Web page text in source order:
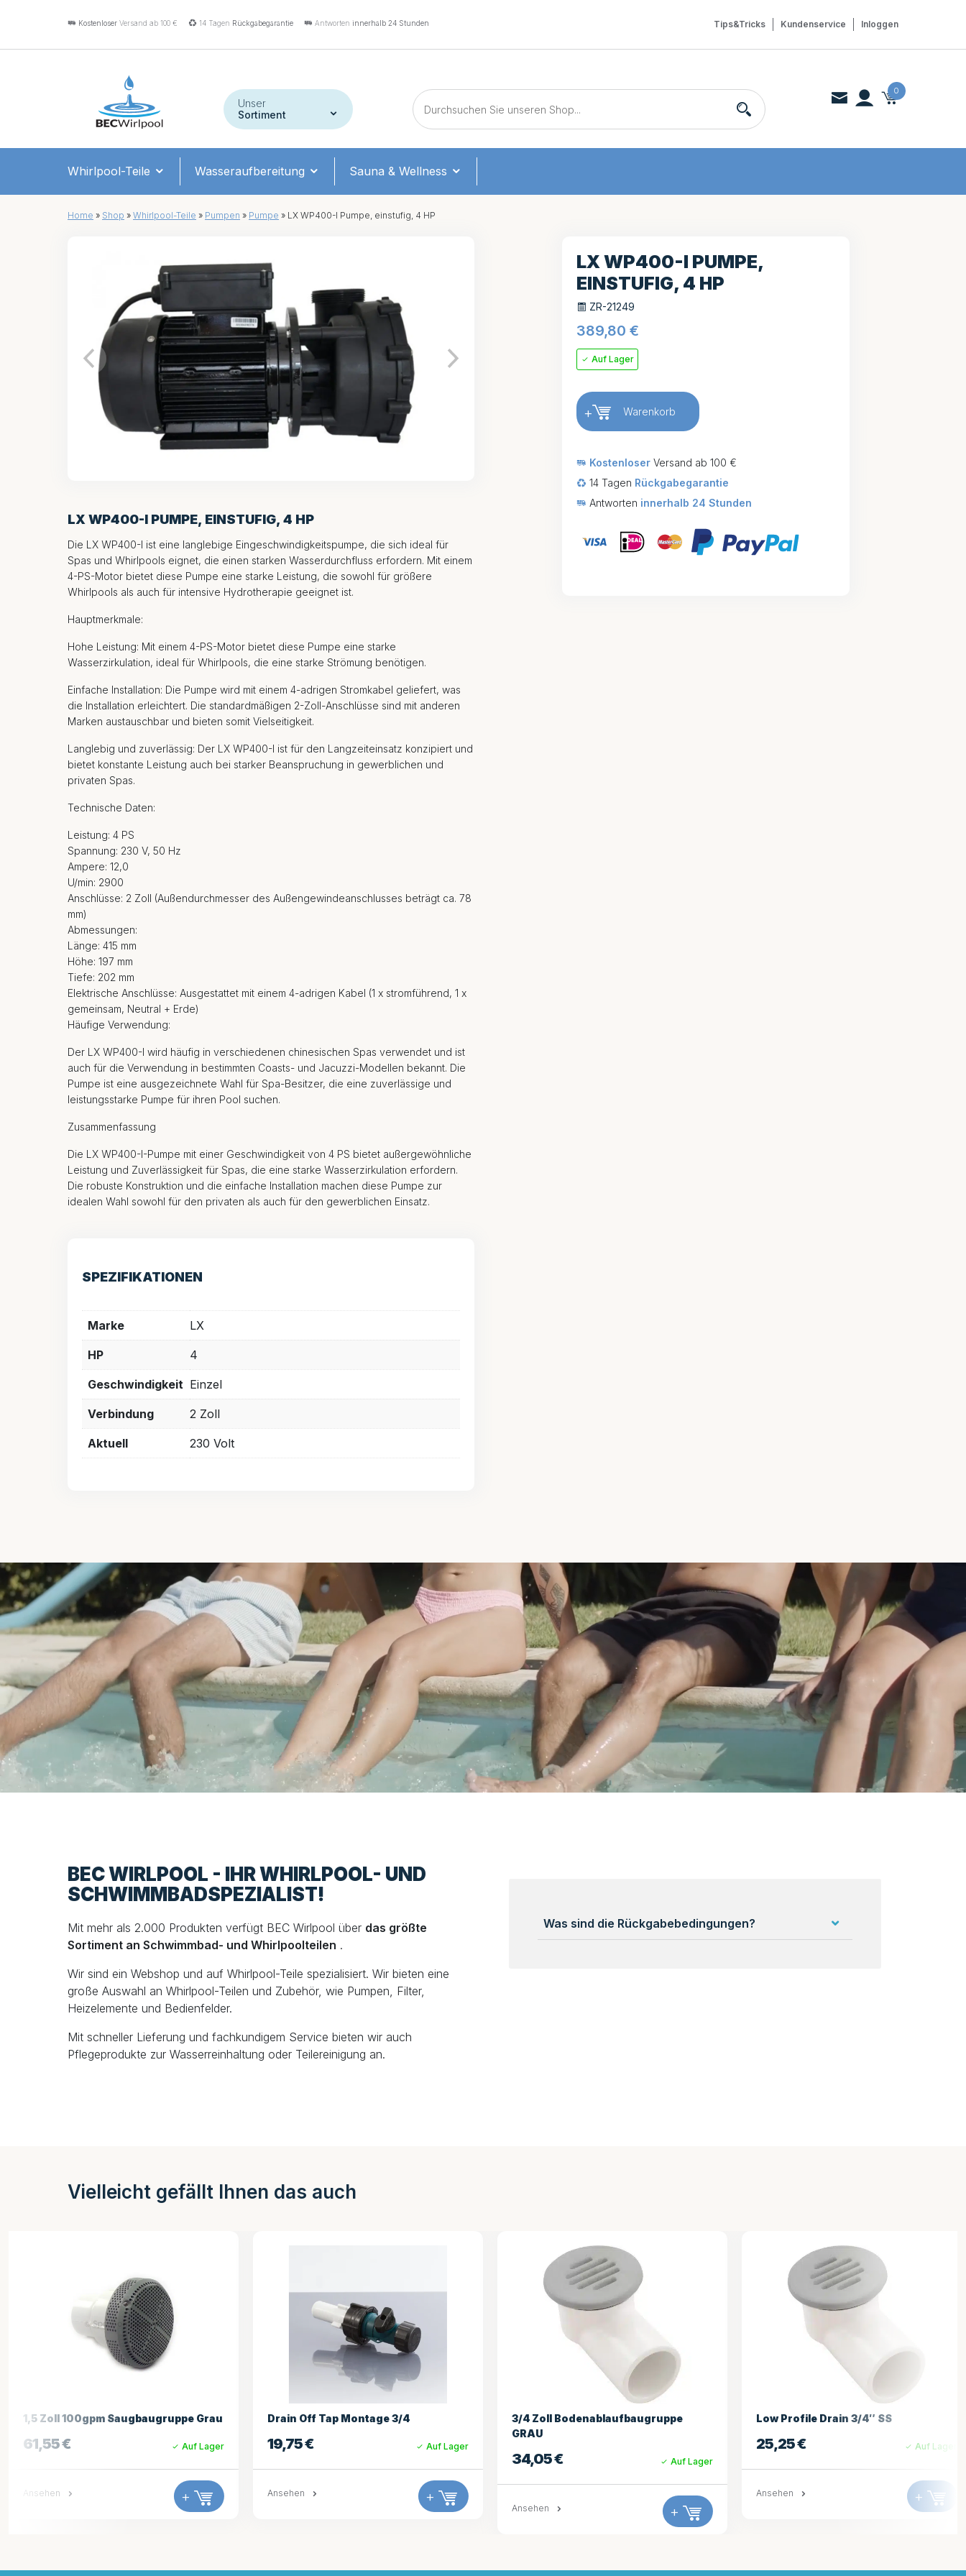
Kostenloser Versand ab 100 € 14 Tagen Rückgabegarantie Antworten innerhalb 24 Stunden Inloggen
Kundenservice
Tips&Tricks
Unser
Sortiment
0
Whirlpool-Teile Wasseraufbereitung Sauna & Wellness
Home » Shop » Whirlpool-Teile » Pumpen » Pumpe » LX WP400-I Pumpe, einstufig, 4 HP
LX WP400-I PUMPE, EINSTUFIG, 4 HP
Die LX WP400-I ist eine langlebige Eingeschwindigkeitspumpe, die sich ideal für
Spas und Whirlpools eignet, die einen starken Wasserdurchfluss erfordern. Mit einem
4-PS-Motor bietet diese Pumpe eine starke Leistung, die sowohl für größere
Whirlpools als auch für intensive Hydrotherapie geeignet ist.
Hauptmerkmale:
Hohe Leistung: Mit einem 4-PS-Motor bietet diese Pumpe eine starke
Wasserzirkulation, ideal für Whirlpools, die eine starke Strömung benötigen.
Einfache Installation: Die Pumpe wird mit einem 4-adrigen Stromkabel geliefert, was
die Installation erleichtert. Die standardmäßigen 2-Zoll-Anschlüsse sind mit anderen
Marken austauschbar und bieten somit Vielseitigkeit.
Langlebig und zuverlässig: Der LX WP400-I ist für den Langzeiteinsatz konzipiert und
bietet konstante Leistung auch bei starker Beanspruchung in gewerblichen und
privaten Spas.
Technische Daten:
Leistung: 4 PS
Spannung: 230 V, 50 Hz
Ampere: 12,0
U/min: 2900
Anschlüsse: 2 Zoll (Außendurchmesser des Außengewindeanschlusses beträgt ca. 78
mm)
Abmessungen:
Länge: 415 mm
Höhe: 197 mm
Tiefe: 202 mm
Elektrische Anschlüsse: Ausgestattet mit einem 4-adrigen Kabel (1 x stromführend, 1 x
gemeinsam, Neutral + Erde)
Häufige Verwendung:
Der LX WP400-I wird häufig in verschiedenen chinesischen Spas verwendet und ist
auch für die Verwendung in bestimmten Coasts- und Jacuzzi-Modellen bekannt. Die
Pumpe ist eine ausgezeichnete Wahl für Spa-Besitzer, die eine zuverlässige und
leistungsstarke Pumpe für ihren Pool suchen.
Zusammenfassung
Die LX WP400-I-Pumpe mit einer Geschwindigkeit von 4 PS bietet außergewöhnliche
Leistung und Zuverlässigkeit für Spas, die eine starke Wasserzirkulation erfordern.
Die robuste Konstruktion und die einfache Installation machen diese Pumpe zur
idealen Wahl sowohl für den privaten als auch für den gewerblichen Einsatz.
SPEZIFIKATIONEN
Marke LX
HP 4
Geschwindigkeit Einzel
Verbindung 2 Zoll
Aktuell 230 Volt
LX WP400-I PUMPE,
EINSTUFIG, 4 HP
ZR-21249
389,80€
Auf Lager
+ Warenkorb
Kostenloser Versand ab 100 €
14 Tagen Rückgabegarantie
Antworten innerhalb 24 Stunden
BEC WIRLPOOL - IHR WHIRLPOOL- UND
SCHWIMMBADSPEZIALIST!
Mit mehr als 2.000 Produkten verfügt BEC Wirlpool über das größte
Sortiment an Schwimmbad- und Whirlpoolteilen .
Wir sind ein Webshop und auf Whirlpool-Teile spezialisiert. Wir bieten eine
große Auswahl an Whirlpool-Teilen und Zubehör, wie Pumpen, Filter,
Heizelemente und Bedienfelder.
Mit schneller Lieferung und fachkundigem Service bieten wir auch
Pflegeprodukte zur Wasserreinhaltung oder Teilereinigung an.
Was sind die Rückgabebedingungen?
Vielleicht gefällt Ihnen das auch
Drain Off Tap Montage 3/4
19,75€ Auf Lager
Ansehen +
3/4 Zoll Bodenablaufbaugruppe
+
Low Profile Drain 3/4″ SS
+
100gpm Sauggrill Grau
15,35€ Auf Lager
Ansehen +